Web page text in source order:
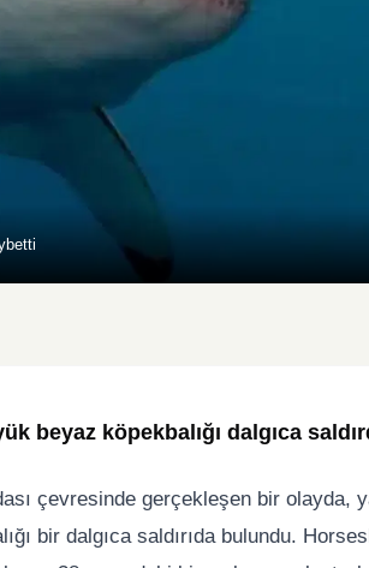
beyaz köpekbalığı dalgıca
çevresinde gerçekleşen bir olayda,
bir dalgıca saldırıda bulundu.